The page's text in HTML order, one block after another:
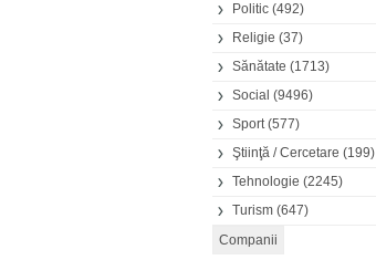
Politic (492)
Religie (37)
Sănătate (1713)
Social (9496)
Sport(577)
Ştiinţă / Cercetare (199)
Tehnologie (2245)
Turism (647)